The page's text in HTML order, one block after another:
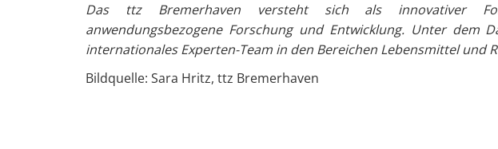
Das ttz Bremerhaven versteht sich als innovativer
anwendungsbezogene Forschung und Entwicklung. Unter dem
internationales Experten-Team in den Bereichen Lebensmittel und
Bildquelle: Sara Hritz, ttz Bremerhaven